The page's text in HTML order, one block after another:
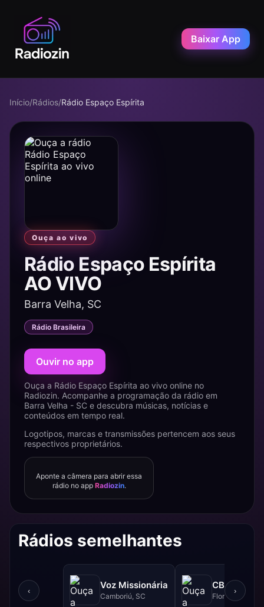
Baixar App
Início/Rádios/Rádio Espaço Espírita
Ouça ao vivo
Rádio Espaço Espírita
AO VIVO
Barra Velha, SC
Rádio Brasileira
Ouvir no app
Ouça a Rádio Espaço Espírita ao vivo online no
Radiozin. Acompanhe a programação da rádio em
Barra Velha - SC e descubra músicas, notícias e
conteúdos em tempo real.
Logotipos, marcas e transmissões pertencem aos seus
respectivos proprietários.
Aponte a câmera para abrir essa
rádio no app Radiozin.
Rádios semelhantes
‹
Voz Missionária
Camboriú, SC
CBN - 740
Florianópolis,
›